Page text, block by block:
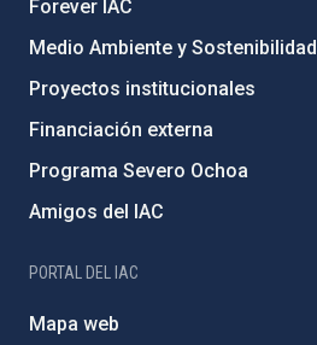
Forever IAC
Medio Ambiente y Sostenibilidad
Proyectos institucionales
Financiación externa
Programa Severo Ochoa
Amigos del IAC
PORTAL DEL IAC
Mapa web